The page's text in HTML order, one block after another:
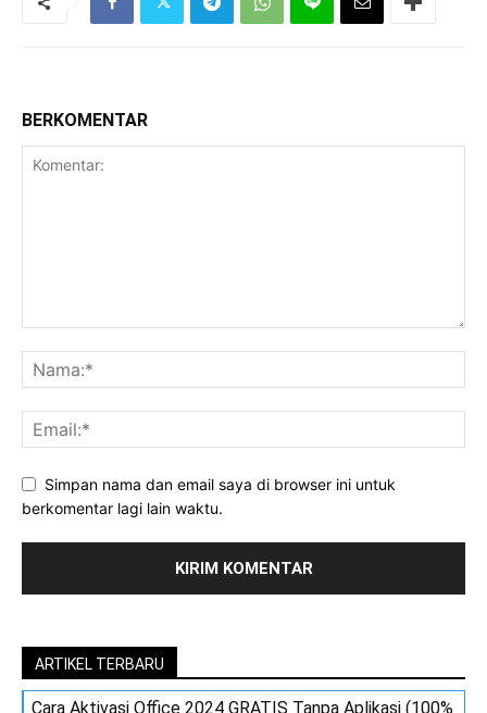
BERKOMENTAR
Simpan nama dan email saya di browser ini untuk
berkomentar lagi lain waktu.
ARTIKEL TERBARU
Cara Aktivasi Office 2024 GRATIS Tanpa Aplikasi (100%